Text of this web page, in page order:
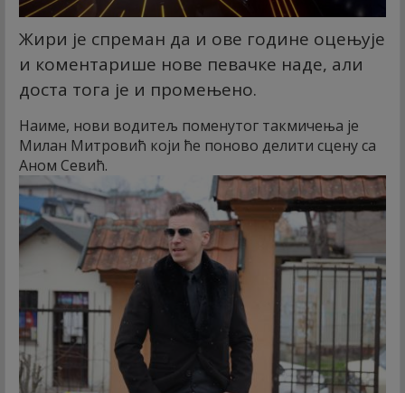
Жири је спреман да и ове године оцењује
и коментарише нове певачке наде, али
доста тога је и промењено.
Наиме, нови водитељ поменутог такмичења је
Милан Митровић који ће поново делити сцену са
Аном Севић.